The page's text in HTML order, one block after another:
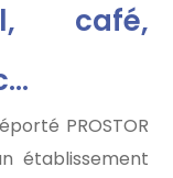
café,
PROSTOR
établissement